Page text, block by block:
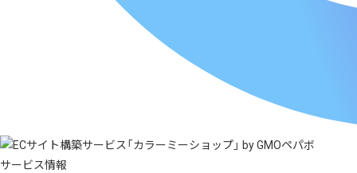
サービス情報